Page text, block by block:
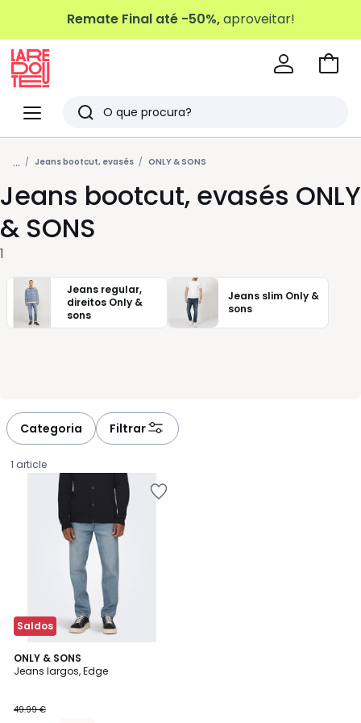
Remate Final até -50%,aproveitar!
Menu
Redoute
Pesquisar
Últimos
artigos
vistos
Ir
... Jeans bootcut, evasés ONLY & SONS
Jeans bootcut, evasés ONLY
& SONS
1
Jeans regular,
direitos Only &
sons
Jeans slim Only &
sons
Categoria Filtrar
1 article
Saldos
ONLY & SONS
Jeans largos, Edge
€
49.99 €
5
/